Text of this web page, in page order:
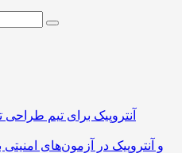
آنتروپیک برای تیم